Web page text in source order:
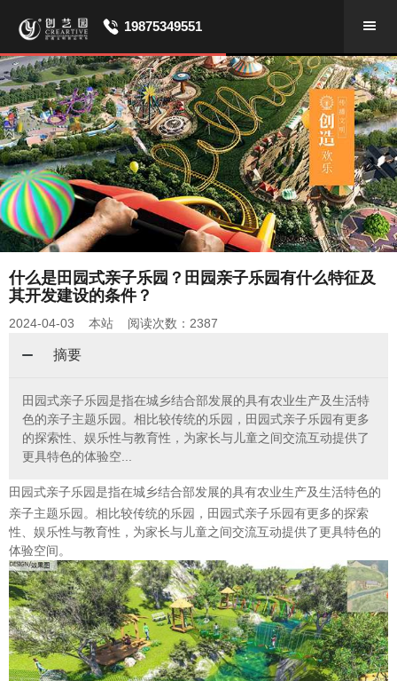
19875349551
什么是田园式亲子乐园？田园亲子乐园有什么特征及
其开发建设的条件？
2024-04-03 本站 阅读次数：2387
摘要
田园式亲子乐园是指在城乡结合部发展的具有农业生产及生活特
色的亲子主题乐园。相比较传统的乐园，田园式亲子乐园有更多
的探索性、娱乐性与教育性，为家长与儿童之间交流互动提供了
更具特色的体验空...
田 园式亲子乐园是指在城乡结合部发展的具有农业生产及生活特色的
亲子主题乐园。相比较传统的乐园，田园式亲子乐园有更多的探索
性、娱乐性与教育性，为家长与儿童之间交流互动提供了更具特色的
体验空间。